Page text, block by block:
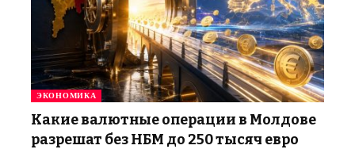
ЭКОНОМИКА
Какие валютные операции в Молдове
разрешат без НБМ до 250 тысяч евро